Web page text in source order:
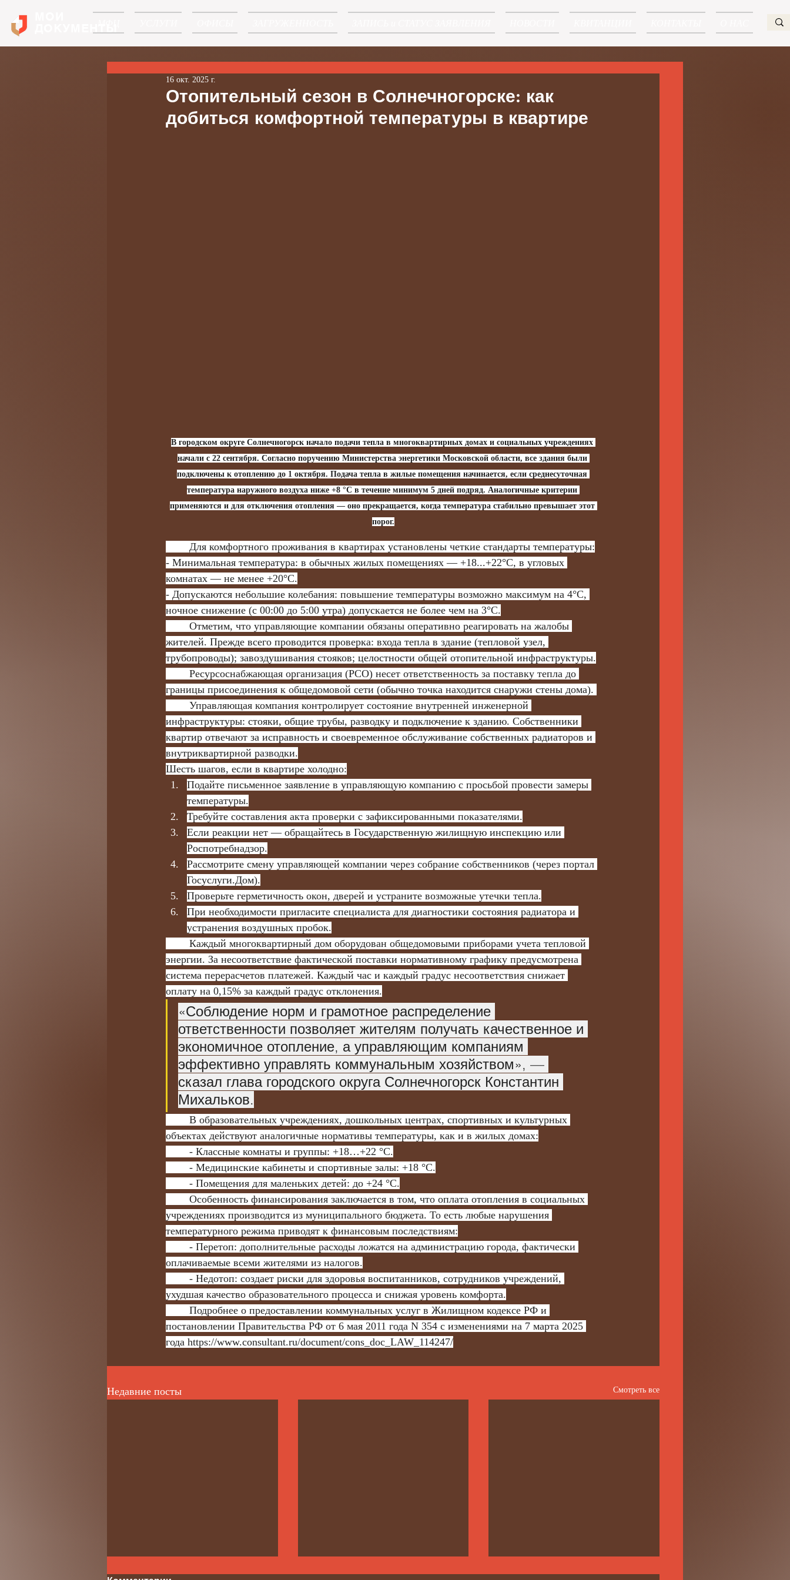
Отопительный сезон в Солнечногорске: как
добиться комфортной температуры в квартире
16 окт. 2025 г.
В городском округе Солнечногорск начало подачи тепла в многоквартирных домах и социальных учреждениях
начали с 22 сентября. Согласно поручению Министерства энергетики Московской области, все здания были
подключены к отоплению до 1 октября. Подача тепла в жилые помещения начинается, если среднесуточная
температура наружного воздуха ниже +8 °C в течение минимум 5 дней подряд. Аналогичные критерии
применяются и для отключения отопления — оно прекращается, когда температура стабильно превышает этот
порог.
	Для комфортного проживания в квартирах установлены четкие стандарты температуры:
- Минимальная температура: в обычных жилых помещениях — +18...+22°C, в угловых
комнатах — не менее +20°C.
- Допускаются небольшие колебания: повышение температуры возможно максимум на 4°C,
ночное снижение (с 00:00 до 5:00 утра) допускается не более чем на 3°C.
жителей. Прежде всего проводится проверка: входа тепла в здание (тепловой узел,
трубопроводы); завоздушивания стояков; целостности общей отопительной инфраструктуры.
границы присоединения к общедомовой сети (обычно точка находится снаружи стены дома).
инфраструктуры: стояки, общие трубы, разводку и подключение к зданию. Собственники
квартир отвечают за исправность и своевременное обслуживание собственных радиаторов и
внутриквартирной разводки.
Шесть шагов, если в квартире холодно:
Подайте письменное заявление в управляющую компанию с просьбой провести замеры
температуры.
Требуйте составления акта проверки с зафиксированными показателями.
Если реакции нет — обращайтесь в Государственную жилищную инспекцию или
Роспотребнадзор.
Рассмотрите смену управляющей компании через собрание собственников (через портал
Госуслуги.Дом).
Проверьте герметичность окон, дверей и устраните возможные утечки тепла.
При необходимости пригласите специалиста для диагностики состояния радиатора и
устранения воздушных пробок.
энергии. За несоответствие фактической поставки нормативному графику предусмотрена
система перерасчетов платежей. Каждый час и каждый градус несоответствия снижает
оплату на 0,15% за каждый градус отклонения.
«Соблюдение норм и грамотное распределение
ответственности позволяет жителям получать качественное и
экономичное отопление, а управляющим компаниям
эффективно управлять коммунальным хозяйством», —
сказал глава городского округа Солнечногорск Константин
Михальков.
объектах действуют аналогичные нормативы температуры, как и в жилых домах:
	- Классные комнаты и группы: +18…+22 °C.
	- Медицинские кабинеты и спортивные залы: +18 °C.
	- Помещения для маленьких детей: до +24 °C.
учреждениях производится из муниципального бюджета. То есть любые нарушения
температурного режима приводят к финансовым последствиям:
оплачиваемые всеми жителями из налогов.
ухудшая качество образовательного процесса и снижая уровень комфорта.
постановлении Правительства РФ от 6 мая 2011 года N 354 с изменениями на 7 марта 2025
года https://www.consultant.ru/document/cons_doc_LAW_114247/
Недавние посты Смотреть все